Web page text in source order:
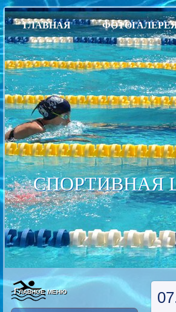
ГЛАВНАЯ
СПОРТИВНАЯ
Главное меню